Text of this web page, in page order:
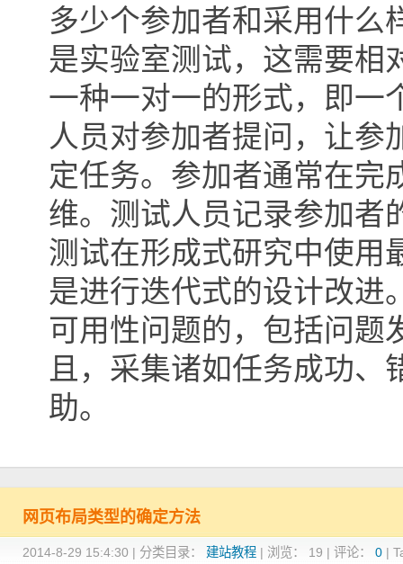
多少个参加者和采用什么
是实验室测试，这需要相
一种一对一的形式，即一
人员对参加者提问，让参
定任务。参加者通常在完
维。测试人员记录参加者
测试在形成式研究中使用
是进行迭代式的设计改进
可用性问题的，包括问题
且，采集诸如任务成功
助。
网页布局类型的确定方法
2014-8-29 15:4:30 | 分类目录： 建站教程 | 浏览： 19 | 评论： 0 |